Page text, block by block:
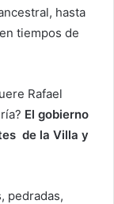
hasta
tiempos de
Rafael
El gobierno
de la Villa y
pedradas,